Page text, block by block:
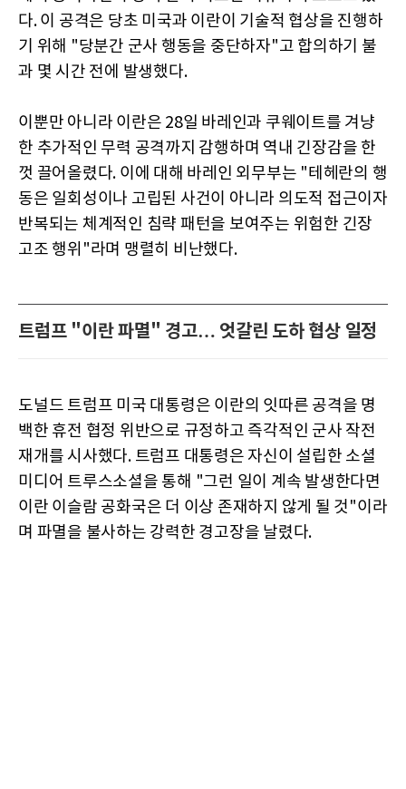
다. 이 공격은 당초 미국과 이란이 기술적 협상을 진행하
기 위해 "당분간 군사 행동을 중단하자"고 합의하기 불
과 몇 시간 전에 발생했다.
이뿐만 아니라 이란은 28일 바레인과 쿠웨이트를 겨냥
한 추가적인 무력 공격까지 감행하며 역내 긴장감을 한
껏 끌어올렸다. 이에 대해 바레인 외무부는 "테헤란의 행
동은 일회성이나 고립된 사건이 아니라 의도적 접근이자
반복되는 체계적인 침략 패턴을 보여주는 위험한 긴장
고조 행위"라며 맹렬히 비난했다.
트럼프 "이란 파멸" 경고… 엇갈린 도하 협상 일정
도널드 트럼프 미국 대통령은 이란의 잇따른 공격을 명
백한 휴전 협정 위반으로 규정하고 즉각적인 군사 작전
재개를 시사했다. 트럼프 대통령은 자신이 설립한 소셜
미디어 트루스소셜을 통해 "그런 일이 계속 발생한다면
이란 이슬람 공화국은 더 이상 존재하지 않게 될 것"이라
며 파멸을 불사하는 강력한 경고장을 날렸다.